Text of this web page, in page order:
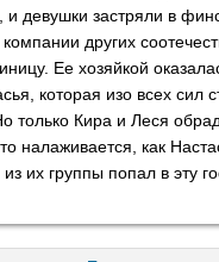
и девушки застряли в
других
Ее хозяйкой
которая изо всех сил
только Кира и Леся
налаживается, как
из их группы попал в эту